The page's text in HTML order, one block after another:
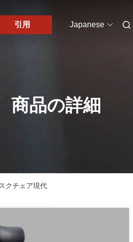
引用 Japanese
商品の詳細
クチェア現代